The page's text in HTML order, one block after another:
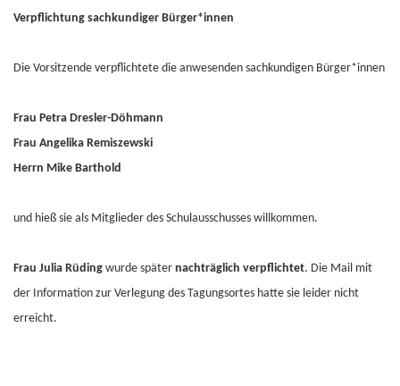
Verpflichtung sachkundiger Bürger*innen
Die Vorsitzende verpflichtete die anwesenden sachkundigen Bürger*innen
Frau Petra Dresler-Döhmann
Frau Angelika Remiszewski
Herrn Mike Barthold
und hieß sie als Mitglieder des Schulausschusses willkommen.
Frau Julia Rüding wurde später nachträglich verpflichtet. Die Mail mit
der Information zur Verlegung des Tagungsortes hatte sie leider nicht
erreicht.